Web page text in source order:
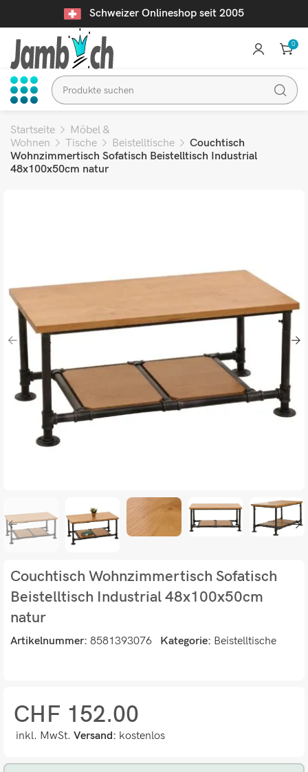
Schweizer Onlineshop seit 2005
0
Startseite
Möbel &
Wohnen
Tische Beistelltische
Couchtisch
Wohnzimmertisch Sofatisch Beistelltisch Industrial
48x100x50cm natur
Couchtisch Wohnzimmertisch Sofatisch
Beistelltisch Industrial 48x100x50cm
natur
Artikelnummer: 8581393076 Kategorie: Beistelltische
CHF 152.00
inkl. MwSt. Versand: kostenlos